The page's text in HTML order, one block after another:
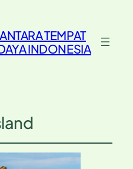
TEMPAT
INDONESIA